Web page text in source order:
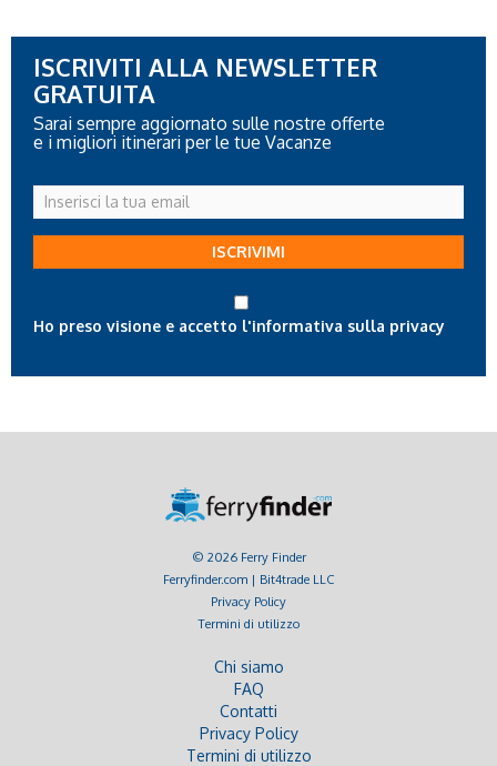
ISCRIVITI ALLA NEWSLETTER
GRATUITA
Sarai sempre aggiornato sulle nostre offerte
e i migliori itinerari per le tue Vacanze
Inserisci
la
tua
ISCRIVIMI
Ho preso visione e accetto l'informativa sulla privacy
© 2026 Ferry Finder
Ferryfinder.com | Bit4trade LLC
Privacy Policy
Termini di utilizzo
Chi siamo
FAQ
Contatti
Privacy Policy
Termini di utilizzo